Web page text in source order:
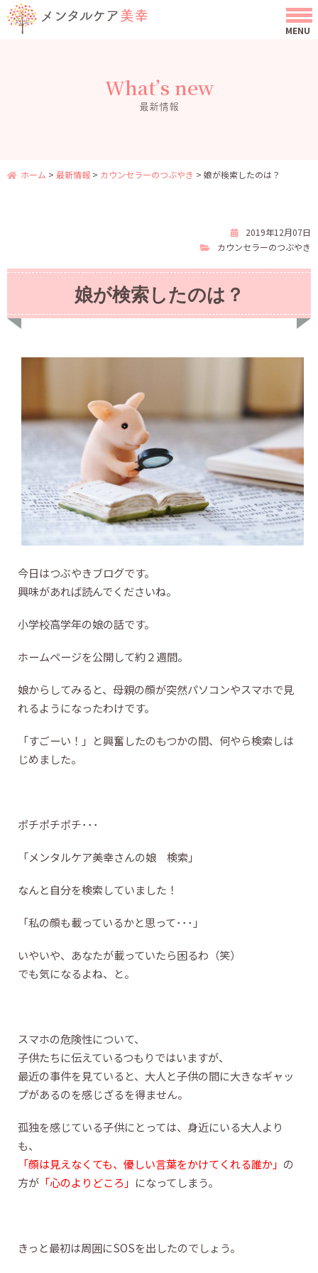
What’s new
最新情報
ホーム > 最新情報 > カウンセラーのつぶやき > 娘が検索したのは？
2019年12月07日
カウンセラーのつぶやき
娘が検索したのは？
今日はつぶやきブログです。
興味があれば読んでくださいね。
小学校高学年の娘の話です。
ホームページを公開して約２週間。
娘からしてみると、母親の顔が突然パソコンやスマホで見
れるようになったわけです。
「すごーい！」と興奮したのもつかの間、何やら検索しは
じめました。
ポチポチポチ･･･
「メンタルケア美幸さんの娘 検索」
なんと自分を検索していました！
「私の顔も載っているかと思って･･･」
いやいや、あなたが載っていたら困るわ（笑）
でも気になるよね、と。
スマホの危険性について、
子供たちに伝えているつもりではいますが、
最近の事件を見ていると、大人と子供の間に大きなギャッ
プがあるのを感じざるを得ません。
孤独を感じている子供にとっては、身近にいる大人より
も、
「顔は見えなくても、優しい言葉をかけてくれる誰か」 の
方が 「心のよりどころ」 になってしまう。
きっと最初は周囲にSOSを出したのでしょう。